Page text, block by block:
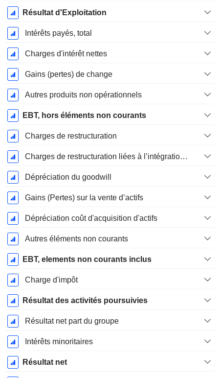
Résultat d'Exploitation
Intérêts payés, total
Charges d'intérêt nettes
Gains (pertes) de change
Autres produits non opérationnels
EBT, hors éléments non courants
Charges de restructuration
Charges de restructuration liées à l’intégration d’une nouvelle activité (Fusions, Acquisitions)
Dépréciation du goodwill
Gains (Pertes) sur la vente d’actifs
Dépréciation coût d'acquisition d'actifs
Autres éléments non courants
EBT, elements non courants inclus
Charge d'impôt
Résultat des activités poursuivies
Résultat net part du groupe
Intérêts minoritaires
Résultat net